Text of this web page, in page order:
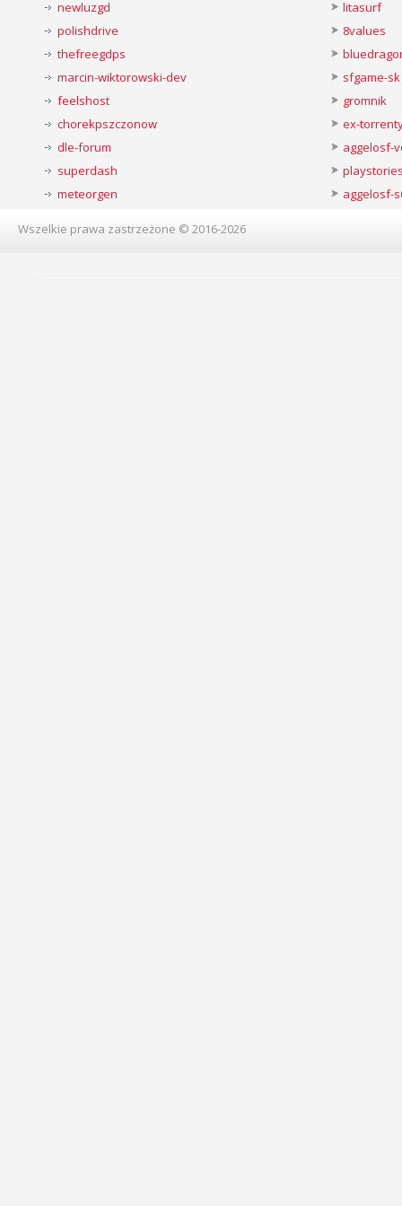
newluzgd
polishdrive
thefreegdps
marcin-wiktorowski-dev
feelshost
chorekpszczonow
dle-forum
superdash
meteorgen
litasurf
8values
sfgame-sk
gromnik
ex-
aggelosf-
aggelosf-
Wszelkie prawa zastrzeżone © 2016-2026